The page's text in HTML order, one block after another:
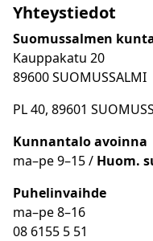
Yhteystiedot
Suomussalmen
Kauppakatu 20
89600 SUOMUSSALMI
PL 40, 89601
Kunnantalo avoinna
ma–pe 9–15 / Huom.
Puhelinvaihde
ma–pe 8–16
08 6155 5 51